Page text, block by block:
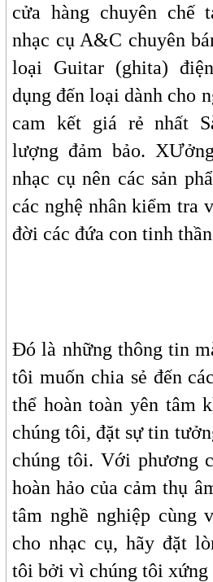
cửa hàng chuyên chế
nhạc cụ A&C chuyên
loại Guitar (ghita)
dụng đến loại dành cho
cam kết giá rẻ nhất
lượng đảm bảo.
nhạc cụ nên các sản
các nghệ nhân kiểm tra
đời các đứa con tinh
Đó là những thông tin
tôi muốn chia sẻ đến
thể hoàn toàn yên tâm
chúng tôi, đặt sự tin
chúng tôi. Với phương
hoàn hảo của cảm thụ
tâm nghề nghiệp cùng
cho nhạc cụ, hãy đặt
tôi bởi vì chúng tôi xứng